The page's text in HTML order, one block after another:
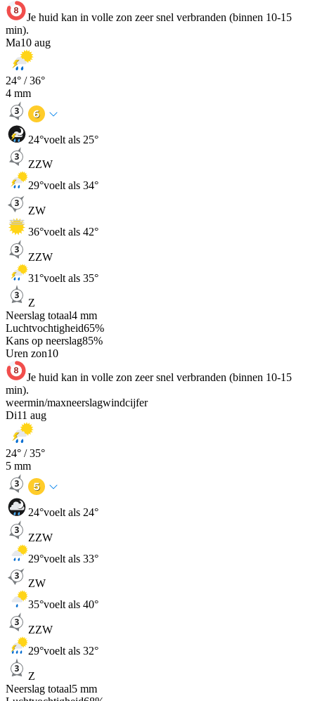
Je huid kan in volle zon zeer snel verbranden (binnen 10-15
min).
Ma10 aug
24° /36°
4 mm
24°voelt als 25°
ZZW
29°voelt als 34°
ZW
36°voelt als 42°
ZZW
31°voelt als 35°
Z
Neerslag totaal4 mm
Luchtvochtigheid65%
Kans op neerslag85%
Uren zon10
Je huid kan in volle zon zeer snel verbranden (binnen 10-15
min).
weermin/maxneerslagwindcijfer
Di11 aug
24° /35°
5 mm
24°voelt als 24°
ZZW
29°voelt als 33°
ZW
35°voelt als 40°
ZZW
29°voelt als 32°
Z
Neerslag totaal5 mm